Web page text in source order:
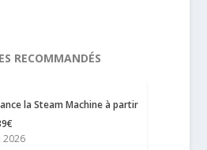
RECOMMANDÉS
la Steam Machine à partir
2026